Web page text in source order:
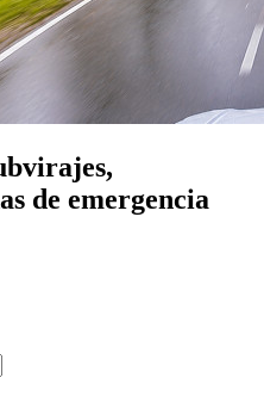
de emergencia